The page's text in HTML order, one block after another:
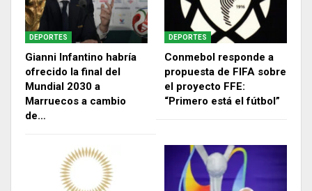
DEPORTES
Gianni Infantino habría
ofrecido la final del
Mundial 2030 a
Marruecos a cambio
de…
DEPORTES
Conmebol responde a
propuesta de FIFA sobre
el proyecto FFE:
“Primero está el fútbol”